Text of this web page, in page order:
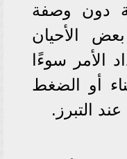
دون وصفة
الأحيان
الأمر سوءًا
أو الضغط
التبرز.